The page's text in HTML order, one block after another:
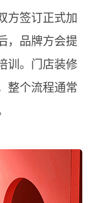
方签订正式加
，品牌方会提
训。门店装修
整个流程通常